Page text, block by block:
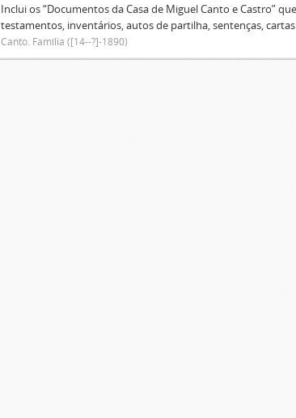
Inclui os “Documentos da Casa de Miguel Canto e Castro”
testamentos, inventários, autos de partilha, sentenças,
Canto. Família ([14--?]-1890)